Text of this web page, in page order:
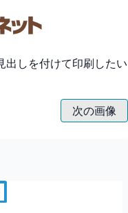
出しを付けて印刷したい
次の画像